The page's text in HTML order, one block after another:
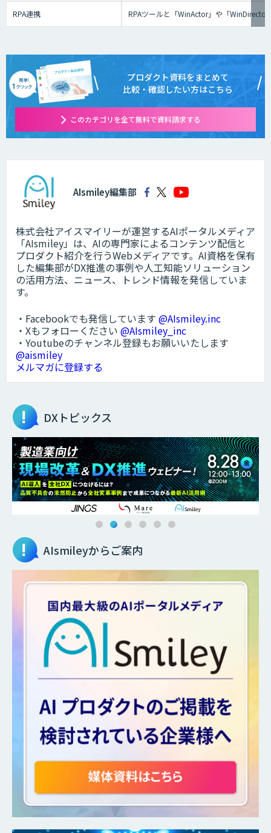
RPA連携 RPAツールと「WinActor」や「
プロダクト資料をまとめて
比較・確認したい方はこちら
このカテゴリを全て無料で資料請求する
AIsmiley編集部
株式会社アイスマイリーが運営するAIポータルメディア
「AIsmiley」は、AIの専門家によるコンテンツ配信と
プロダクト紹介を行うWebメディアです。AI資格を保有
した編集部がDX推進の事例や人工知能ソリューション
の活用方法、ニュース、トレンド情報を発信していま
す。
・Facebookでも発信しています @AIsmiley.inc
・Xもフォローください @AIsmiley_inc
・Youtubeのチャンネル登録もお願いいたします
@aismiley
メルマガに登録する
DXトピックス
AIsmileyからご案内